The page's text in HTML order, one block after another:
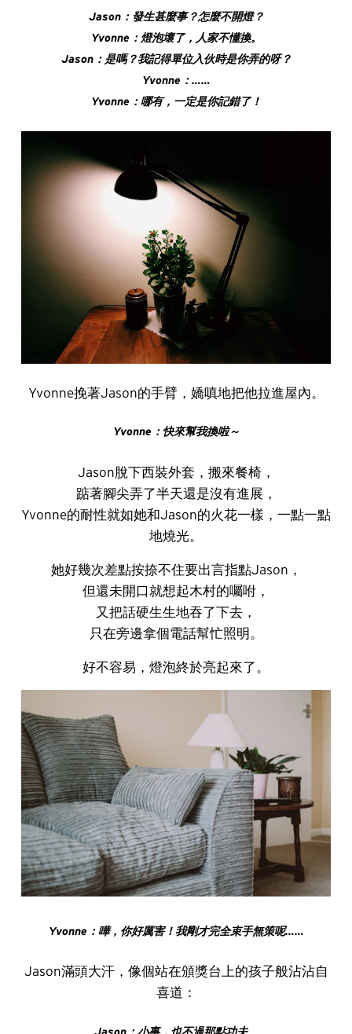
Jason：發生甚麼事？怎麼不開燈？
Yvonne ：燈泡壞了，人家不懂換。
Jason：是嗎？我記得單位入伙時是你弄的呀？
Yvonne ：……
Yvonne ：哪有，一定是你記錯了！
Yvonne挽著Jason的手臂，嬌嗔地把他拉進屋內。
Yvonne ：快來幫我換啦～
Jason脫下西裝外套，搬來餐椅，
踮著腳尖弄了半天還是沒有進展，
Yvonne的耐性就如她和Jason的火花一樣，一點一點
地燒光。
她好幾次差點按捺不住要出言指點Jason，
但還未開口就想起木村的囑咐，
又把話硬生生地吞了下去，
只在旁邊拿個電話幫忙照明。
好不容易，燈泡終於亮起來了。
Yvonne ：嘩，你好厲害！我剛才完全束手無策呢……
Jason滿頭大汗，像個站在頒獎台上的孩子般沾沾自
喜道：